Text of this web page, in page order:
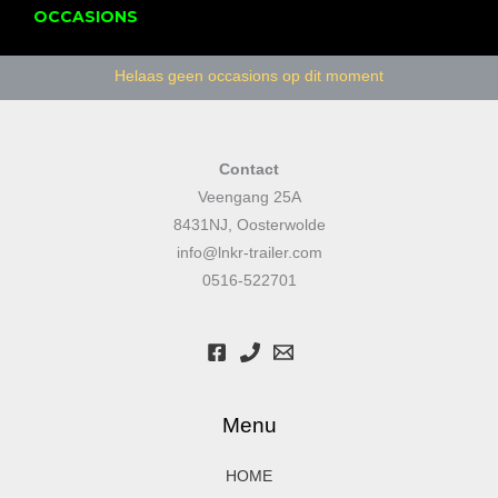
OCCASIONS
Helaas geen occasions op dit moment
Contact
Veengang 25A
8431NJ, Oosterwolde
info@lnkr-trailer.com
0516-522701
Menu
HOME